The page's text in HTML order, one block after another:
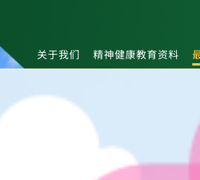
关于我们 精神健康教育资料